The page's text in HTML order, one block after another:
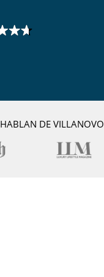
HABLAN DE VILLANOVO